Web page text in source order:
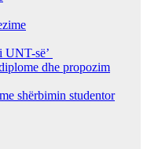
UNT-së’
dhe propozim
shërbimin studentor